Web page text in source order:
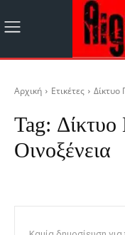
Αρχική Ετικέτες Δίκτυο
Tag: Δίκτυο
Οινοξένεια